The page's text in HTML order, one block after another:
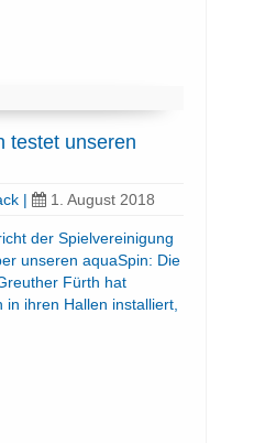
testet unseren
| 1. August 2018
der Spielvereinigung
unseren aquaSpin: Die
Fürth hat
ihren Hallen installiert,